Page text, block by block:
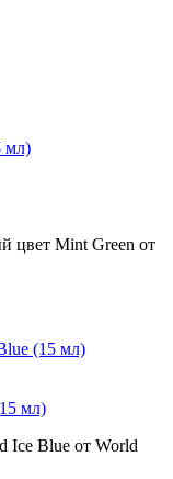
цвет Mint Green от
мл)
Ice Blue от World